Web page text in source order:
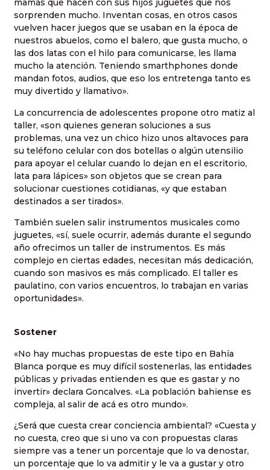
mamás que hacen con sus hijos juguetes que nos
sorprenden mucho. Inventan cosas, en otros casos
vuelven hacer juegos que se usaban en la época de
nuestros abuelos, como el balero, que gusta mucho, o
las dos latas con el hilo para comunicarse, les llama
mucho la atención. Teniendo smarthphones donde
mandan fotos, audios, que eso los entretenga tanto es
muy divertido y llamativo».
La concurrencia de adolescentes propone otro matiz al
taller, «son quienes generan soluciones a sus
problemas, una vez un chico hizo unos altavoces para
su teléfono celular con dos botellas o algún utensilio
para apoyar el celular cuando lo dejan en el escritorio,
lata para lápices» son objetos que se crean para
solucionar cuestiones cotidianas, «y que estaban
destinados a ser tirados».
También suelen salir instrumentos musicales como
juguetes, «sí, suele ocurrir, además durante el segundo
año ofrecimos un taller de instrumentos. Es más
complejo en ciertas edades, necesitan más dedicación,
cuando son masivos es más complicado. El taller es
paulatino, con varios encuentros, lo trabajan en varias
oportunidades».
Sostener
«No hay muchas propuestas de este tipo en Bahía
Blanca porque es muy difícil sostenerlas, las entidades
públicas y privadas entienden es que es gastar y no
invertir» declara Goncalves. «La población bahiense es
compleja, al salir de acá es otro mundo».
¿Será que cuesta crear conciencia ambiental? «Cuesta y
no cuesta, creo que si uno va con propuestas claras
siempre vas a tener un porcentaje que lo va denostar,
un porcentaje que lo va admitir y le va a gustar y otro